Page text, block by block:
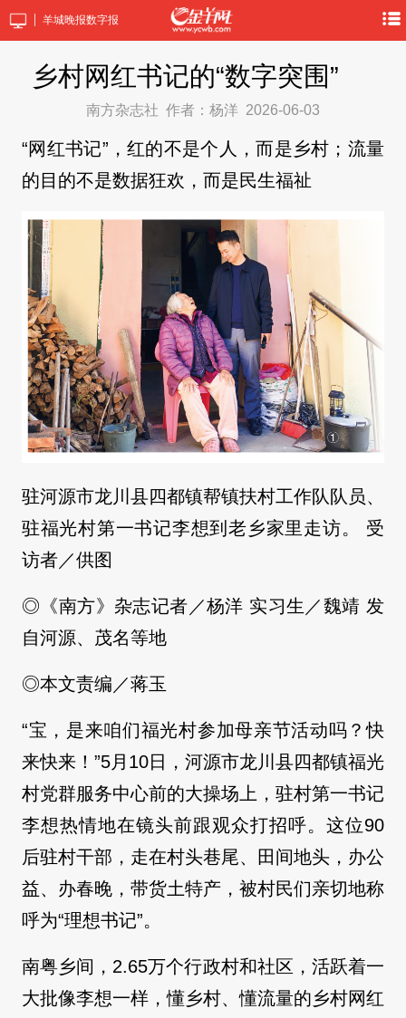
羊城晚报数字报
乡村网红书记的“数字突围”
南方杂志社 作者：杨洋 2026-06-03
“网红书记”，红的不是个人，而是乡村；流量
的目的不是数据狂欢，而是民生福祉
驻河源市龙川县四都镇帮镇扶村工作队队员、
驻福光村第一书记李想到老乡家里走访。 受
访者／供图
◎《南方》杂志记者／杨洋 实习生／魏靖 发
自河源、茂名等地
◎本文责编／蒋玉
“宝，是来咱们福光村参加母亲节活动吗？快
来快来！”5月10日，河源市龙川县四都镇福光
村党群服务中心前的大操场上，驻村第一书记
李想热情地在镜头前跟观众打招呼。这位90
后驻村干部，走在村头巷尾、田间地头，办公
益、办春晚，带货土特产，被村民们亲切地称
呼为“理想书记”。
南粤乡间，2.65万个行政村和社区，活跃着一
大批像李想一样，懂乡村、懂流量的乡村网红